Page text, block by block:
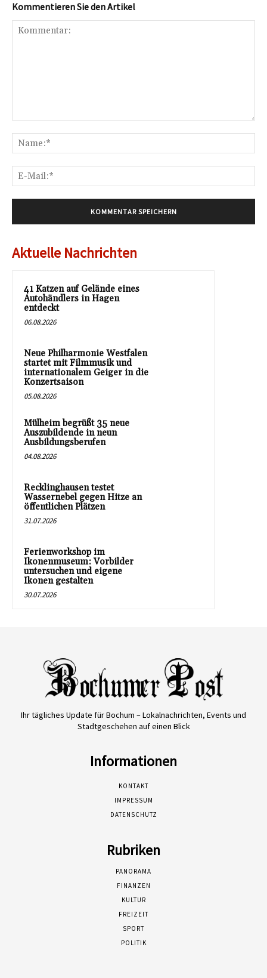
Kommentieren Sie den Artikel
Aktuelle Nachrichten
41 Katzen auf Gelände eines
Autohändlers in Hagen
entdeckt
06.08.2026
Neue Philharmonie Westfalen
startet mit Filmmusik und
internationalem Geiger in die
Konzertsaison
05.08.2026
Mülheim begrüßt 35 neue
Auszubildende in neun
Ausbildungsberufen
04.08.2026
Recklinghausen testet
Wassernebel gegen Hitze an
öffentlichen Plätzen
31.07.2026
Ferienworkshop im
Ikonenmuseum: Vorbilder
untersuchen und eigene
Ikonen gestalten
30.07.2026
Ihr tägliches Update für Bochum – Lokalnachrichten, Events und
Stadtgeschehen auf einen Blick
Informationen
KONTAKT
IMPRESSUM
DATENSCHUTZ
Rubriken
PANORAMA
FINANZEN
KULTUR
FREIZEIT
SPORT
POLITIK